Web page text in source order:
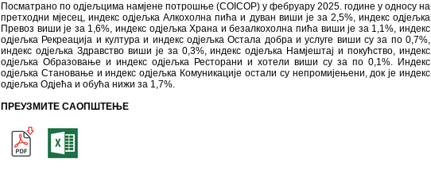
Посматрано по одјељцима намјене потрошње (COICOP) у фебруару 2025. године у односу на
претходни мјесец, индекс одјељка Алкохолна пића и дуван виши је за 2,5%, индекс одјељка
Превоз виши је за 1,6%, индекс одјељка Храна и безалкохолна пића виши је за 1,1%, индекс
одјељка Рекреација и култура и индекс одјељка Остала добра и услуге виши су за по 0,7%,
индекс одјељка Здравство виши је за 0,3%, индекс одјељка Намјештај и покућство, индекс
одјељка Образовање и индекс одјељка Ресторани и хотели виши су за по 0,1%. Индекс
одјељка Становање и индекс одјељка Комуникације остали су непромијењени, док је индекс
одјељка Одјећа и обућа нижи за 1,7%.
ПРЕУЗМИТЕ САОПШТЕЊЕ